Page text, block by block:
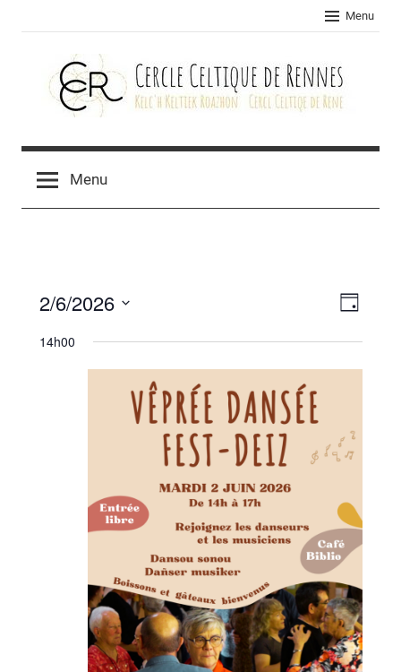
Menu
Cercle
celtique
Menu
par
Jour
2/6/2026
14h00